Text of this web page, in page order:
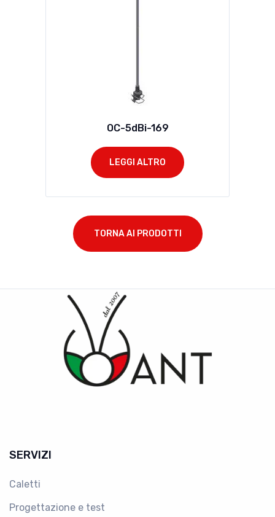
OC-5dBi-169
LEGGI ALTRO
TORNA AI PRODOTTI
SERVIZI
Caletti
Progettazione e test